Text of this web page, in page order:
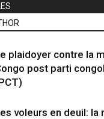
plaidoyer contre la
post parti
voleurs en deuil: la